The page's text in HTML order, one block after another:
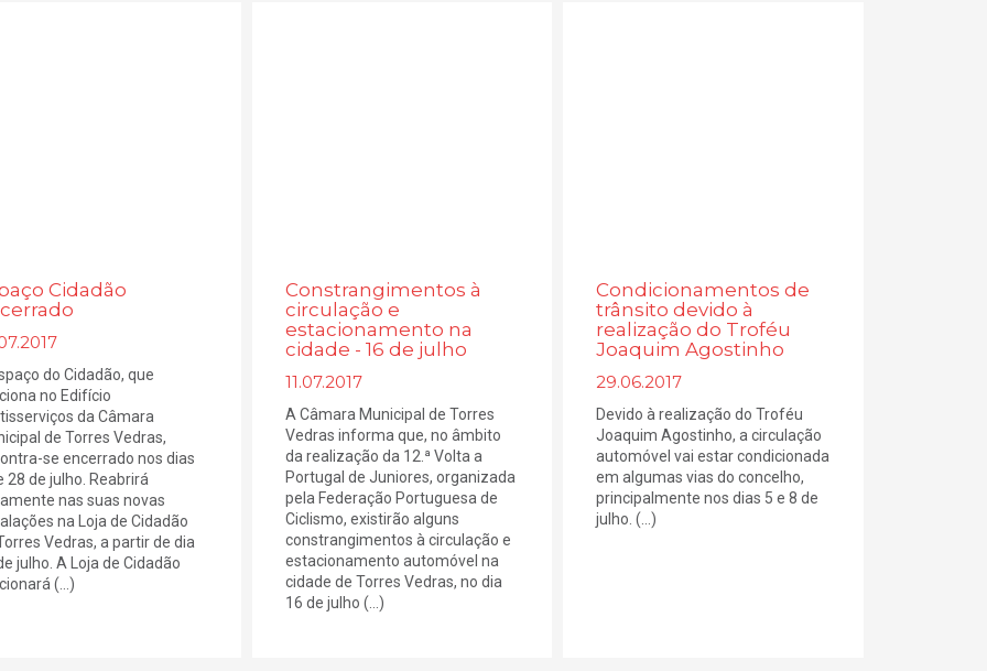
Cidadão
do Cidadão, que
no Edifício
da Câmara
de Torres Vedras,
se encerrado nos dias
28 de julho. Reabrirá
nas suas novas
na Loja de Cidadão
Vedras, a partir de dia
julho. A Loja de Cidadão
(...)
Constrangimentos à
circulação e
estacionamento na
cidade - 16 de julho
11.07.2017
A Câmara Municipal de Torres
Vedras informa que, no âmbito
da realização da 12.ª Volta a
Portugal de Juniores, organizada
pela Federação Portuguesa de
Ciclismo, existirão alguns
constrangimentos à circulação e
estacionamento automóvel na
cidade de Torres Vedras, no dia
16 de julho (...)
Condicionamentos de
trânsito devido à
realização do Troféu
Joaquim Agostinho
29.06.2017
Devido à realização do Troféu
Joaquim Agostinho, a circulação
automóvel vai estar condicionada
em algumas vias do concelho,
principalmente nos dias 5 e 8 de
julho. (...)